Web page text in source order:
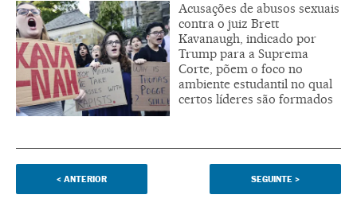
Acusações de abusos sexuais
contra o juiz Brett
Kavanaugh, indicado por
Trump para a Suprema
Corte, põem o foco no
ambiente estudantil no qual
certos líderes são formados
< ANTERIOR SEGUINTE >